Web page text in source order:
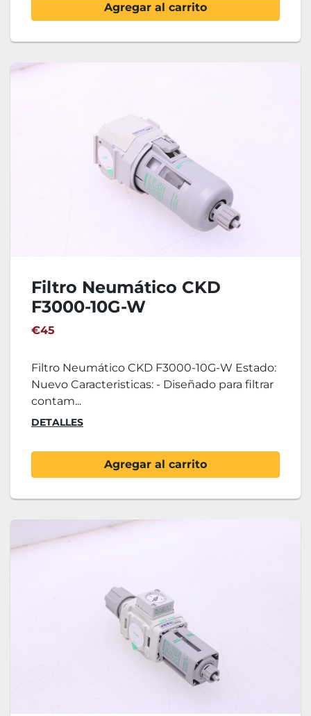
Agregar al carrito
Filtro Neumático CKD
F3000-10G-W
€45
Filtro Neumático CKD F3000-10G-W Estado:
Nuevo Caracteristicas: - Diseñado para filtrar
contam...
DETALLES
Agregar al carrito